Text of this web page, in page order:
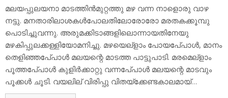
മലയപ്പുലയനാ മാടത്തിന്‍മുറ്റത്തു മഴ വന്ന നാളൊരു വാഴ
നട്ടു. മനതാരിലാശകള്‍പോലതിലോരോരോ മരതകക്കൂമ്പു
പൊടിച്ചുവന്നു. അരുമക്കിടാങ്ങളിലൊന്നായതിനേയു
മഴകിപ്പുലക്കള്ളിയോമനിച്ചു. മഴയെല്‌ളാം പോയപേ്പാള്‍, മാനം
തെളിഞ്ഞപേ്പാള്‍ മലയന്റെ മാടത്ത പാട്ടുപാടി. മരമെല്‌ളാം
പൂത്തപേ്പാള്‍ കുളിര്‍ക്കാറ്റു വന്നപേ്പാള്‍ മലയന്റെ മാടവും
പൂക്കള്‍ ചൂടി. വയലില് വിരിപ്പു വിതയ്‌ക്കേണ്ടകാലമായ്…